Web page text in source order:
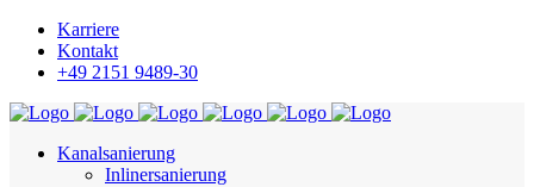
Karriere
Kontakt
+49 2151 9489-30
Kanalsanierung
Inlinersanierung